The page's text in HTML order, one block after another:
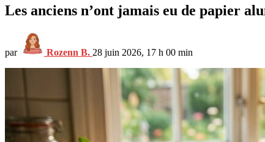
Les anciens n’ont jamais eu de papier
par Rozenn B. 28 juin 2026, 17 h 00 min